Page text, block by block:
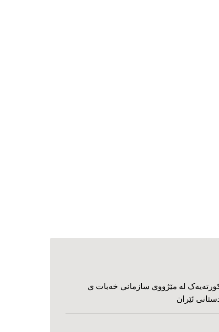
له مێژووی سازمانی خه‌بات ی
ئێران